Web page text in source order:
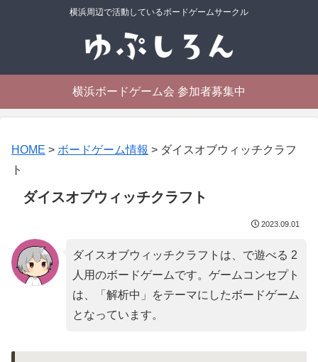
横浜周辺で活動しているボードゲームサークル
横浜ボードゲーム会 参加者募集中
HOME > ボードゲーム情報 > ダイスオブウィッチクラフ
ト
ダイスオブウィッチクラフト
2023.09.01
ダイスオブウィッチクラフトは、で遊べる 2
人用のボードゲームです。ゲームコンセプト
は、「 解析中 」をテーマにしたボードゲーム
となっています。